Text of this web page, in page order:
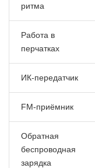
ритма
Работа в
перчатках
ИК-передатчик
FM-приёмник
Обратная
беспроводная
зарядка